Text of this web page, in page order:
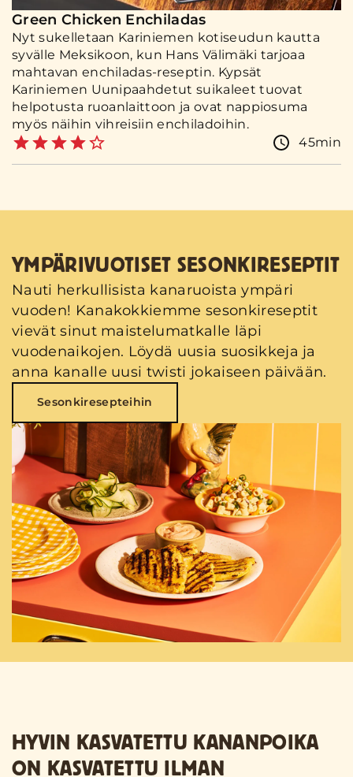
Green Chicken Enchiladas
Nyt sukelletaan Kariniemen kotiseudun kautta
syvälle Meksikoon, kun Hans Välimäki tarjoaa
mahtavan enchiladas-reseptin. Kypsät
Kariniemen Uunipaahdetut suikaleet tuovat
helpotusta ruoanlaittoon ja ovat nappiosuma
myös näihin vihreisiin enchiladoihin.
45min
YMPÄRIVUOTISET SESONKIRESEPTIT
Nauti herkullisista kanaruoista ympäri
vuoden! Kanakokkiemme sesonkireseptit
vievät sinut maistelumatkalle läpi
vuodenaikojen. Löydä uusia suosikkeja ja
anna kanalle uusi twisti jokaiseen päivään.
Sesonkiresepteihin
HYVIN KASVATETTU KANANPOIKA
ON KASVATETTU ILMAN